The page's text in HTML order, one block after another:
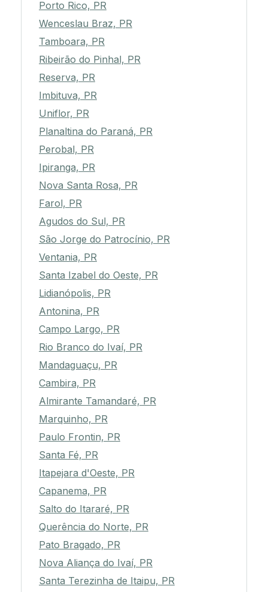
Porto Rico, PR
Wenceslau Braz, PR
Tamboara, PR
Ribeirão do Pinhal, PR
Reserva, PR
Imbituva, PR
Uniflor, PR
Planaltina do Paraná, PR
Perobal, PR
Ipiranga, PR
Nova Santa Rosa, PR
Farol, PR
Agudos do Sul, PR
São Jorge do Patrocínio, PR
Ventania, PR
Santa Izabel do Oeste, PR
Lidianópolis, PR
Antonina, PR
Campo Largo, PR
Rio Branco do Ivaí, PR
Mandaguaçu, PR
Cambira, PR
Almirante Tamandaré, PR
Marquinho, PR
Paulo Frontin, PR
Santa Fé, PR
Itapejara d'Oeste, PR
Capanema, PR
Salto do Itararé, PR
Querência do Norte, PR
Pato Bragado, PR
Nova Aliança do Ivaí, PR
Santa Terezinha de Itaipu, PR